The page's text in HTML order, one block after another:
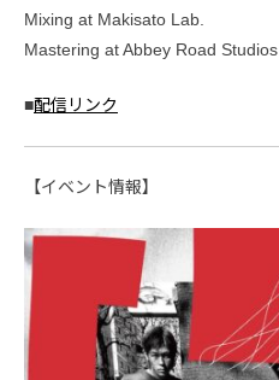
Mixing at Makisato Lab.
Mastering at Abbey Road Studios
■配信リンク
【イベント情報】